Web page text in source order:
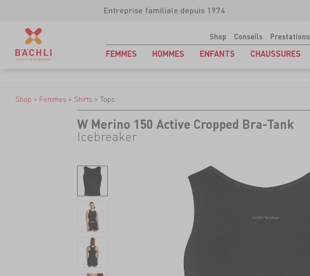
Entreprise familiale depuis 1974
Shop Conseils Prestations
FEMMES HOMMES ENFANTS CHAUSSURES
Shop > Femmes > Shirts > Tops
W Merino 150 Active Cropped Bra-Tank
Icebreaker